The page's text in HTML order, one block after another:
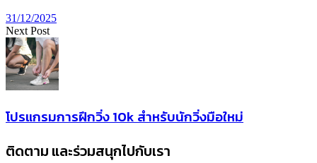
31/12/2025
Next Post
โปรแกรมการฝึกวิ่ง 10k สำหรับนักวิ่งมือใหม่
ติดตาม และร่วมสนุกไปกับเรา